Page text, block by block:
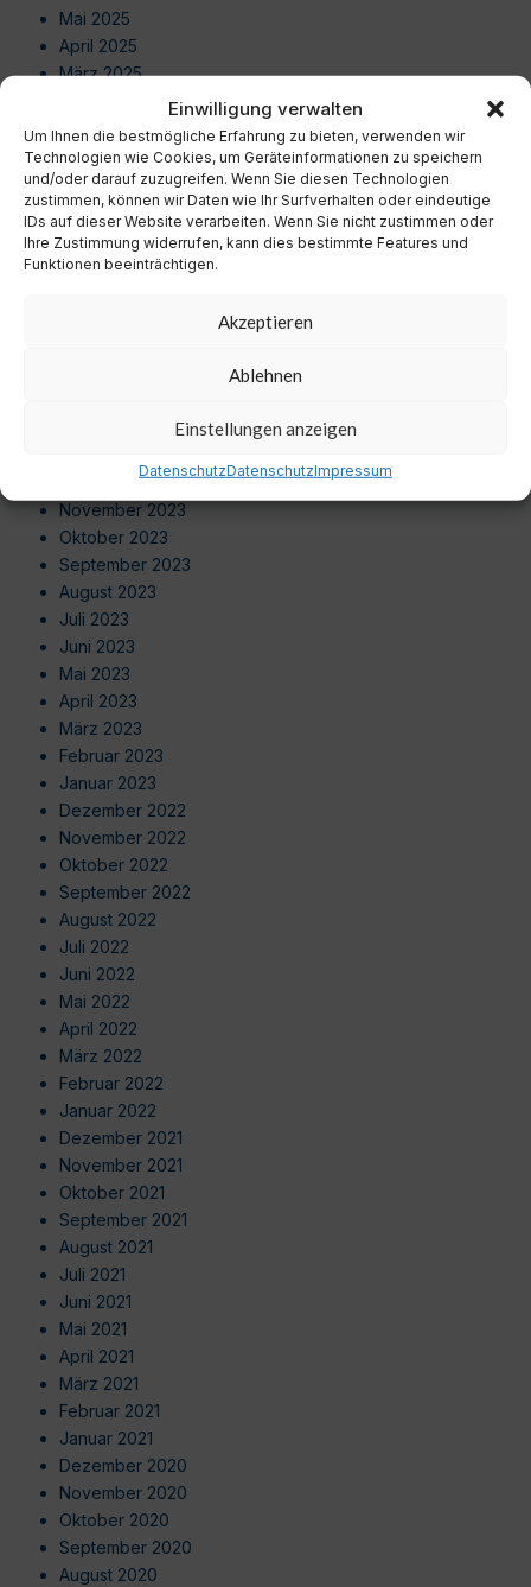
Einwilligung verwalten
Um Ihnen die bestmögliche Erfahrung zu bieten, verwenden wir
Technologien wie Cookies, um Geräteinformationen zu speichern
und/oder darauf zuzugreifen. Wenn Sie diesen Technologien
zustimmen, können wir Daten wie Ihr Surfverhalten oder eindeutige
IDs auf dieser Website verarbeiten. Wenn Sie nicht zustimmen oder
Ihre Zustimmung widerrufen, kann dies bestimmte Features und
Funktionen beeinträchtigen.
Akzeptieren
Ablehnen
Einstellungen anzeigen
DatenschutzDatenschutzImpressum
Mai 2025
April 2025
März 2025
Januar 2025
Dezember 2024
November 2024
Oktober 2024
September 2024
August 2024
Dezember 2023
November 2023
Oktober 2023
September 2023
August 2023
Juli 2023
Juni 2023
Mai 2023
April 2023
März 2023
Februar 2023
Januar 2023
Dezember 2022
November 2022
Oktober 2022
September 2022
August 2022
Juli 2022
Juni 2022
Mai 2022
April 2022
März 2022
Februar 2022
Januar 2022
Dezember 2021
November 2021
Oktober 2021
September 2021
August 2021
Juli 2021
Juni 2021
Mai 2021
April 2021
März 2021
Februar 2021
Januar 2021
Dezember 2020
November 2020
Oktober 2020
September 2020
August 2020